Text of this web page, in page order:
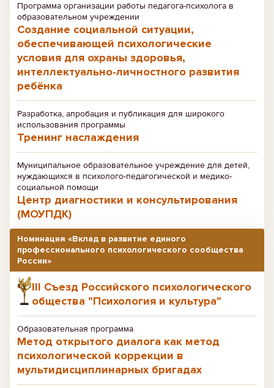
Программа организации работы педагога-психолога в
образовательном учреждении
Создание социальной ситуации,
обеспечивающей психологические
условия для охраны здоровья,
интеллектуально-личностного развития
ребёнка
Разработка, апробация и публикация для широкого
использования программы
Тренинг наслаждения
Муниципальное образовательное учреждение для детей,
нуждающихся в психолого-педагогической и медико-
социальной помощи
Центр диагностики и консультирования
(МОУПДК)
Номинация «Вклад в развитие единого
профессионального психологического сообщества
России»
III Съезд Российского психологического
общества "Психология и культура"
Образовательная программа
Метод открытого диалога как метод
психологической коррекции в
мультидисциплинарных бригадах